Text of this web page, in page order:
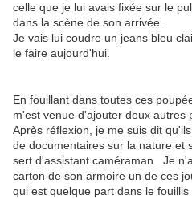
celle que je lui avais fixée sur le
dans la scène de son arrivée.
Je vais lui coudre un jeans bleu
le faire aujourd'hui.
En fouillant dans toutes ces
m'est venue d'ajouter deux autres
Après réflexion, je me suis dit
de documentaires sur la nature et
sert d'assistant caméraman. Je
carton de son armoire un de ces
qui est quelque part dans le